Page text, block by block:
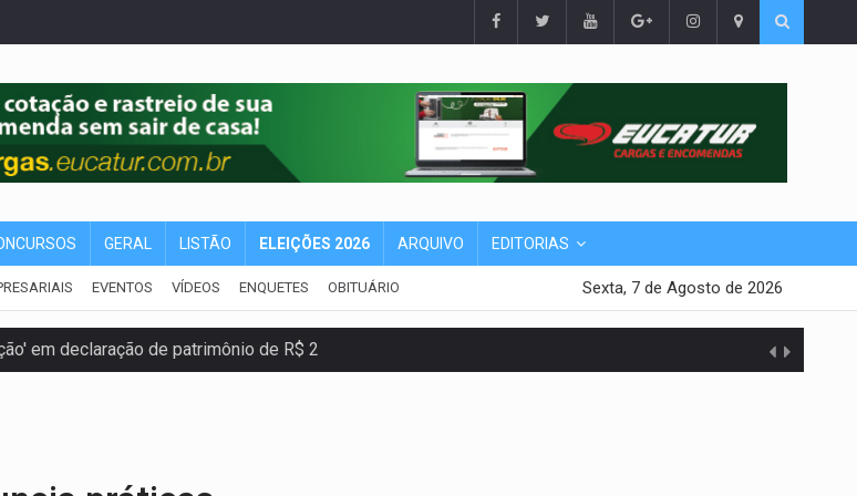
GERAL LISTÃO ELEIÇÕES 2026 ARQUIVO EDITORIAS
EVENTOS VÍDEOS ENQUETES OBITUÁRIO Sexta, 7 de Agosto de 2026
em declaração de patrimônio de R$ 2
incentivo com efeitos retroativos